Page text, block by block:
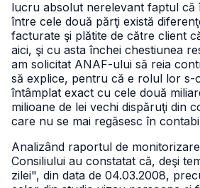
lucru absolut nerelevant faptul
între cele două părţi există
facturate şi plătite de către client
aici, şi cu asta închei chestiunea
am solicitat ANAF-ului să reia
să explice, pentru că e rolul lor s-
întâmplat exact cu cele două
milioane de lei vechi dispăruţi din
care nu se mai regăsesc în
Analizând raportul de
Consiliului au constatat că, deşi
zilei", din data de 04.03.2008,